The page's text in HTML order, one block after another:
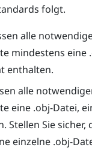
folgt.
alle
mindestens eine
enthalten.
alle
eine .obj-Datei,
Stellen Sie
einzelne .obj-